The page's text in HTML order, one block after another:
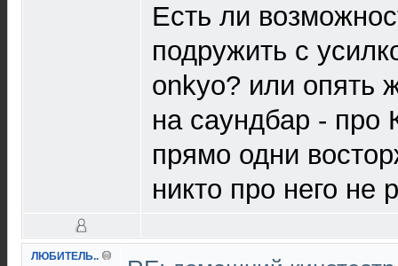
Есть ли
подружить с
onkyo? или опять
на саундбар -
прямо одни
никто про него не
ЛЮБИТЕЛЬ..